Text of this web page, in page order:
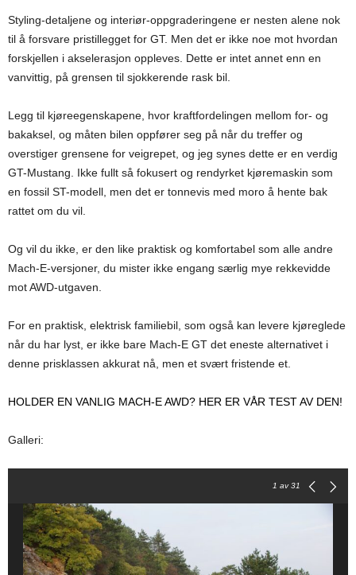
Styling-detaljene og interiør-oppgraderingene er nesten alene nok
til å forsvare pristillegget for GT. Men det er ikke noe mot hvordan
forskjellen i akselerasjon oppleves. Dette er intet annet enn en
vanvittig, på grensen til sjokkerende rask bil.
Legg til kjøreegenskapene, hvor kraftfordelingen mellom for- og
bakaksel, og måten bilen oppfører seg på når du treffer og
overstiger grensene for veigrepet, og jeg synes dette er en verdig
GT-Mustang. Ikke fullt så fokusert og rendyrket kjøremaskin som
en fossil ST-modell, men det er tonnevis med moro å hente bak
rattet om du vil.
Og vil du ikke, er den like praktisk og komfortabel som alle andre
Mach-E-versjoner, du mister ikke engang særlig mye rekkevidde
mot AWD-utgaven.
For en praktisk, elektrisk familiebil, som også kan levere kjøreglede
når du har lyst, er ikke bare Mach-E GT det eneste alternativet i
denne prisklassen akkurat nå, men et svært fristende et.
HOLDER EN VANLIG MACH-E AWD? HER ER VÅR TEST AV DEN!
Galleri:
1 av 31